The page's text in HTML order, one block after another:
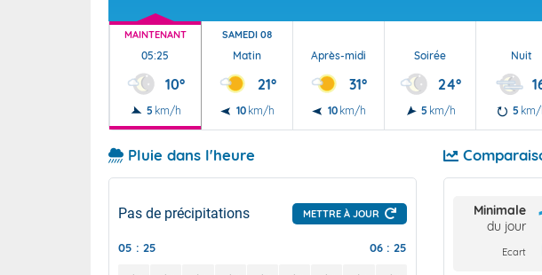
MAINTENANT
05:25
10°
5 km/h
SAMEDI 08
Matin
21°
10 km/h
Après-midi
31°
10 km/h
Soirée
24°
5 km/h
Nuit
5 km/
Pluie dans l'heure
Pas de précipitations METTRE À JOUR
05 : 25 06 : 25
Minimale
du jour
Ecart